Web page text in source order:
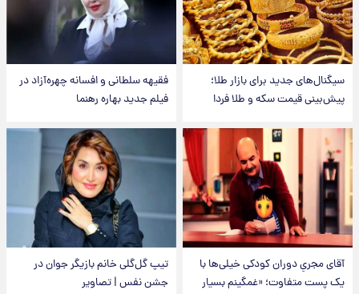
سیگنال‌های جدید برای بازار طلا؛
پیش‌بینی قیمت سکه و طلا فردا
فقیهه سلطانی و افسانه چهره‌آزاد در
فیلم جدید بهاره رهنما
آقای مجریِ دوران کودکی خیلی‌ها با
یک پست متفاوت؛ «غمگینم بسیار
تیپ گل‌گلی خانم بازیگر جوان در
جشن نفس | تصاویر